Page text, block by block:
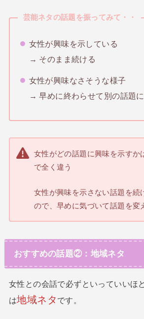
芸能ネタの話題を振ってみて・・
女性が興味を示している
→ そのまま続ける
女性が興味なさそうな様子
→ 早めに終わらせて別の話題
女性がどの話題に興味を示すか
で全く違う
女性が興味を示さない話題を続
ので、早めに気づいて話題を変
おすすめの話題②：地域ネタ
女性との会話で必ずといっていいほ
は地域ネタ です。